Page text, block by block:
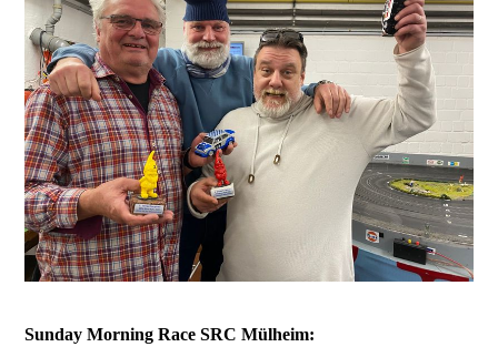
Sunday Morning Race SRC Mülheim: